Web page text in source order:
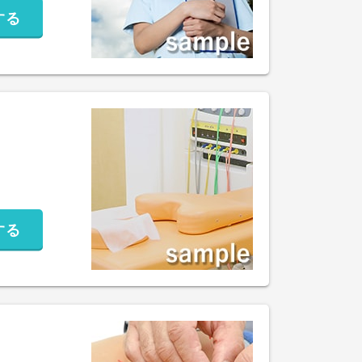
る
る